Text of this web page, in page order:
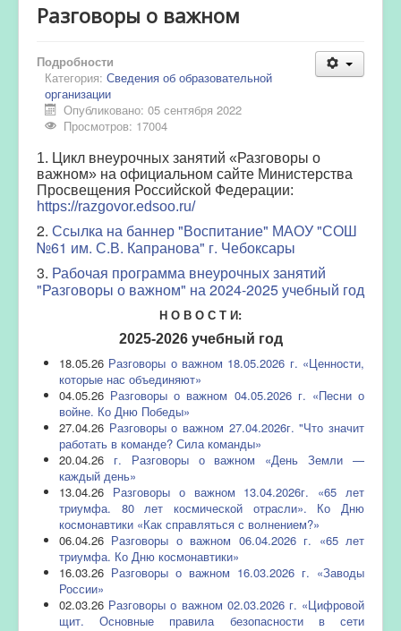
Разговоры о важном
Подробности
Категория: Сведения об образовательной
организации
Опубликовано: 05 сентября 2022
Просмотров: 17004
1. Цикл внеурочных занятий «Разговоры о
важном» на официальном сайте Министерства
Просвещения Российской Федерации:
https://razgovor.edsoo.ru/
2. Ссылка на баннер "Воспитание" МАОУ "СОШ
№61 им. С.В. Капранова" г. Чебоксары
3. Рабочая программа внеурочных занятий
"Разговоры о важном" на 2024-2025 учебный год
Н О В О С Т И:
2025-2026 учебный год
18.05.26 Разговоры о важном 18.05.2026 г. «Ценности,
которые нас объединяют»
04.05.26 Разговоры о важном 04.05.2026 г. «Песни о
войне. Ко Дню Победы»
27.04.26 Разговоры о важном 27.04.2026г. "Что значит
работать в команде? Сила команды»
20.04.26 г. Разговоры о важном «День Земли —
каждый день»
13.04.26 Разговоры о важном 13.04.2026г. «65 лет
триумфа. 80 лет космической отрасли». Ко Дню
космонавтики «Как справляться с волнением?»
06.04.26 Разговоры о важном 06.04.2026 г. «65 лет
триумфа. Ко Дню космонавтики»
16.03.26 Разговоры о важном 16.03.2026 г. «Заводы
России»
02.03.26 Разговоры о важном 02.03.2026 г. «Цифровой
щит. Основные правила безопасности в сети